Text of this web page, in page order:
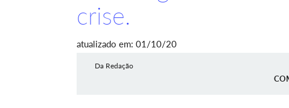
crise.
atualizado em: 01/10/20
Da Redação